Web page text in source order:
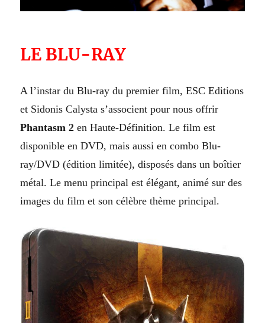
LE BLU-RAY
A l’instar du Blu-ray du premier film, ESC Editions
et Sidonis Calysta s’associent pour nous offrir
Phantasm 2en Haute-Définition. Le film est
disponible en DVD, mais aussi en combo Blu-
ray/DVD (édition limitée), disposés dans un boîtier
métal. Le menu principal est élégant, animé sur des
images du film et son célèbre thème principal.